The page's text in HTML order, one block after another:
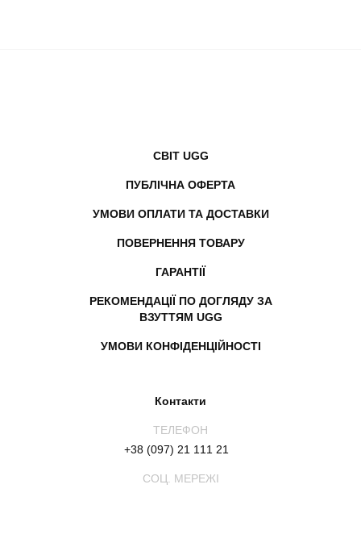
СВІТ UGG
ПУБЛІЧНА ОФЕРТА
УМОВИ ОПЛАТИ ТА ДОСТАВКИ
ПОВЕРНЕННЯ ТОВАРУ
ГАРАНТІЇ
РЕКОМЕНДАЦІЇ ПО ДОГЛЯДУ ЗА
ВЗУТТЯМ UGG
УМОВИ КОНФІДЕНЦІЙНОСТІ
Контакти
ТЕЛЕФОН
+38 (097) 21 111 21
СОЦ. МЕРЕЖІ